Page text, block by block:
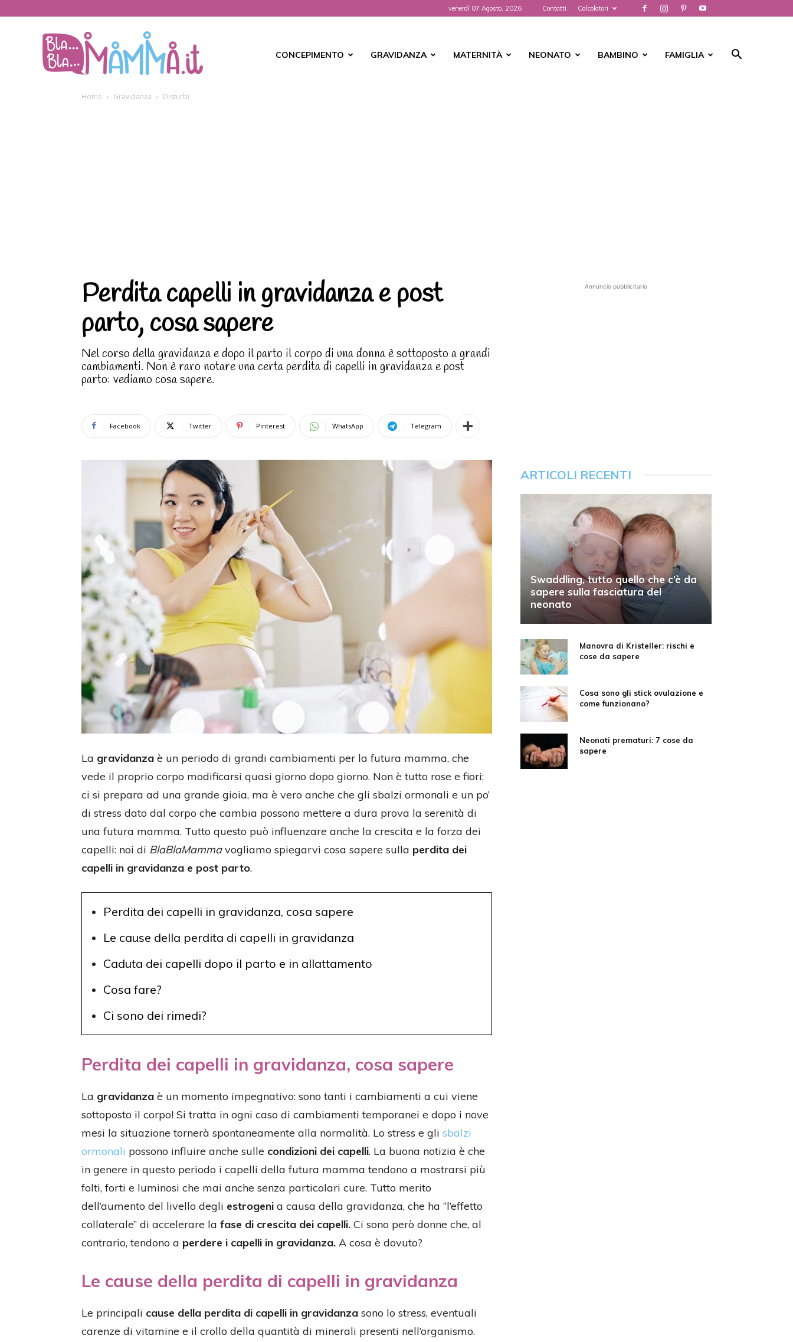
venerdì 07 Agosto, 2026 Contatti Calcolatori
CONCEPIMENTO GRAVIDANZA MATERNITÀ NEONATO BAMBINO FAMIGLIA
Home Gravidanza Disturbi
Perdita capelli in gravidanza e post
parto, cosa sapere
Nel corso della gravidanza e dopo il parto il corpo di una donna è sottoposto a grandi
cambiamenti. Non è raro notare una certa perdita di capelli in gravidanza e post
parto: vediamo cosa sapere.
Facebook Twitter Pinterest WhatsApp Telegram
La gravidanza è un periodo di grandi cambiamenti per la futura mamma, che
vede il proprio corpo modificarsi quasi giorno dopo giorno. Non è tutto rose e fiori:
ci si prepara ad una grande gioia, ma è vero anche che gli sbalzi ormonali e un po’
di stress dato dal corpo che cambia possono mettere a dura prova la serenità di
una futura mamma. Tutto questo può influenzare anche la crescita e la forza dei
capelli: noi di BlaBlaMammavogliamo spiegarvi cosa sapere sulla perdita dei
capelli in gravidanza e post parto.
Perdita dei capelli in gravidanza, cosa sapere
Le cause della perdita di capelli in gravidanza
Caduta dei capelli dopo il parto e in allattamento
Cosa fare?
Ci sono dei rimedi?
Perdita dei capelli in gravidanza, cosa sapere
La gravidanza è un momento impegnativo: sono tanti i cambiamenti a cui viene
sottoposto il corpo! Si tratta in ogni caso di cambiamenti temporanei e dopo i nove
mesi la situazione tornerà spontaneamente alla normalità. Lo stress e gli sbalzi
ormonali possono influire anche sulle condizioni dei capelli. La buona notizia è che
in genere in questo periodo i capelli della futura mamma tendono a mostrarsi più
folti, forti e luminosi che mai anche senza particolari cure. Tutto merito
dell’aumento del livello degli estrogeni a causa della gravidanza, che ha “l’effetto
collaterale” di accelerare la fase di crescita dei capelli. Ci sono però donne che, al
contrario, tendono a perdere i capelli in gravidanza. A cosa è dovuto?
Le cause della perdita di capelli in gravidanza
Le principali cause della perdita di capelli in gravidanza sono lo stress, eventuali
carenze di vitamine e il crollo della quantità di minerali presenti nell’organismo.
Annuncio pubblicitario
ARTICOLI RECENTI
Swaddling, tutto quello che c’è da
sapere sulla fasciatura del
neonato
Manovra di Kristeller: rischi e
cose da sapere
Cosa sono gli stick ovulazione e
come funzionano?
Neonati prematuri: 7 cose da
sapere